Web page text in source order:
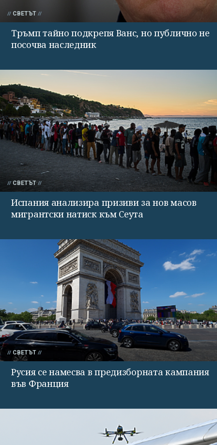
СВЕТЪТ
Тръмп тайно подкрепя Ванс, но публично не
посочва наследник
СВЕТЪТ
Испания анализира призиви за нов масов
мигрантски натиск към Сеута
СВЕТЪТ
Русия се намесва в предизборната кампания
във Франция